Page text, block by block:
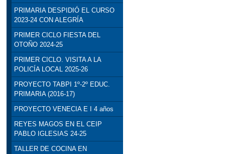
PRIMARIA DESPIDIÓ EL CURSO
2023-24 CON ALEGRÍA
PRIMER CICLO FIESTA DEL
OTOÑO 2024-25
PRIMER CICLO. VISITA A LA
POLICÍA LOCAL 2025-26
PROYECTO TABPI 1º-2º EDUC.
PRIMARIA (2016-17)
PROYECTO VENECIA E I 4 años
REYES MAGOS EN EL CEIP
PABLO IGLESIAS 24-25
TALLER DE COCINA EN